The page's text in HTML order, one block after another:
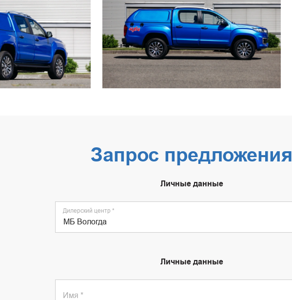
Запрос предложения
Личные данные
МБ Вологда
Дилерский центр
Личные данные
Имя